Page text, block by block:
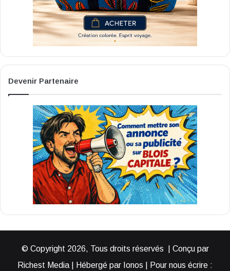
Devenir Partenaire
© Copyright 2026, Tous droits réservés | Conçu par
Richest Media | Hébergé par Ionos | Pour nous écrire :